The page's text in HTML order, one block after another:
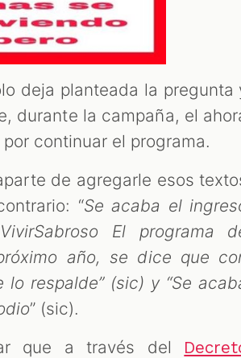
deja planteada la pregunta
durante la campaña, el
continuar el programa.
de agregarle esos
“Se acaba el
El programa
año, se dice que
respalde” (sic) y “Se
” (sic).
que a través del